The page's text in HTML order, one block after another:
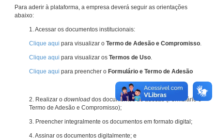
Para aderir à plataforma, a empresa deverá seguir as orientações
abaixo:
1. Acessar os documentos institucionais:
Clique aqui para visualizar o Termo de Adesão e Compromisso.
Clique aqui para visualizar os Termos de Uso.
Clique aqui para preencher o Formulário e Termo de Adesão
2. Realizar o download dos documentos de adesão (Formulário e
Termo de Adesão e Compromisso);
3. Preencher integralmente os documentos em formato digital;
4. Assinar os documentos digitalmente; e